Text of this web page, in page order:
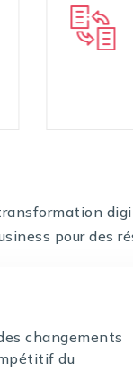
pour des
changements
du